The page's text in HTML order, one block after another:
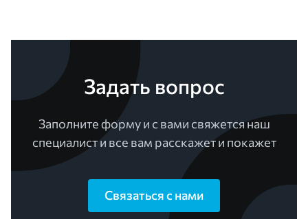
Задать вопрос
Заполните форму и с вами свяжется наш
специалист и все вам расскажет и покажет
Связаться с нами